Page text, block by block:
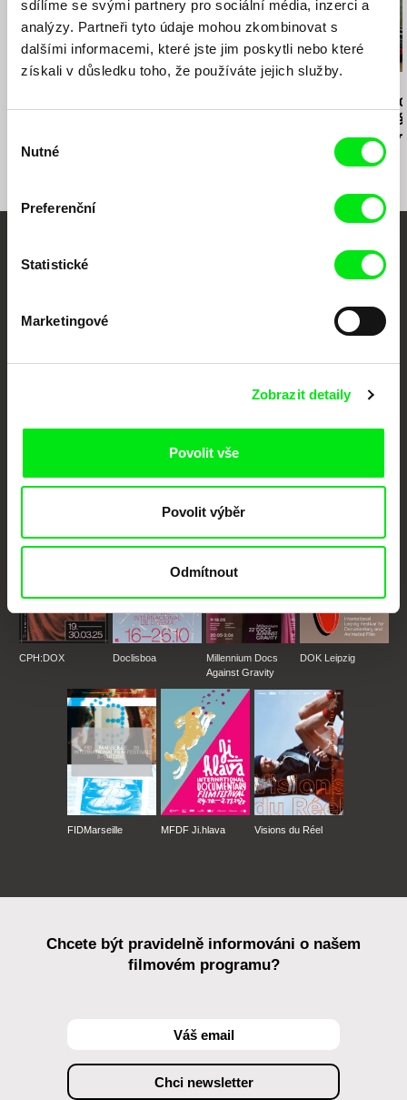
sdílíme se svými partnery pro sociální média, inzerci a
analýzy. Partneři tyto údaje mohou zkombinovat s
dalšími informacemi, které jste jim poskytli nebo které
získali v důsledku toho, že používáte jejich služby.
souhlasu
Nutné
Preferenční
Statistické
Marketingové
Zobrazit detaily
Povolit vše
Povolit výběr
Odmítnout
Short Shorts Film Festival & Asia Osaka 2017
Arkipel Jakarta International Documentary &
Experimental Film Festival 2017
Moscow International Experimental Film Festival
Temporary Gallery Cologne, Screening Room
Image Forum Festival Tokyo / Kyoto / Fukuoka /
International Film Festival Rotterdam 2017
Bohemia
Labyrint
lusthauz
(Božská
každý týden
festivalů dokumentárního filmu sdružených do Doc Alliance. Naším cílem je
posouvat hranice dokumentárního filmu, propagovat jeho rozmanitost a
podporovat kvalitní autorské filmy.
Členové Doc Alliance
CPH:DOX Doclisboa
Millennium Docs
Against Gravity
DOK Leipzig
FIDMarseille MFDF Ji.hlava Visions du Réel
Chcete být pravidelně informováni o našem
filmovém programu?